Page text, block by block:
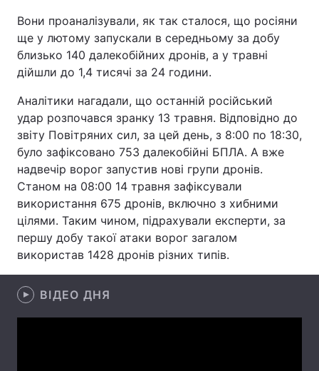
Здоров'я Туризм
Цікавинки Погода
Екологія Регіони
Лонгріди
Відео з Youtube Статті
Інтерв'ю Думки
Архів Вакансії
Контакти
Послуги
Вони проаналізували, як так сталося, що росіяни
ще у лютому запускали в середньому за добу
близько 140 далекобійних дронів, а у травні
дійшли до 1,4 тисячі за 24 години.
Аналітики нагадали, що останній російський
удар розпочався зранку 13 травня. Відповідно до
звіту Повітряних сил, за цей день, з 8:00 по 18:30,
було зафіксовано 753 далекобійні БПЛА. А вже
надвечір ворог запустив нові групи дронів.
Станом на 08:00 14 травня зафіксували
використання 675 дронів, включно з хибними
цілями. Таким чином, підрахували експерти, за
першу добу такої атаки ворог загалом
використав 1428 дронів різних типів.
ВІДЕО ДНЯ